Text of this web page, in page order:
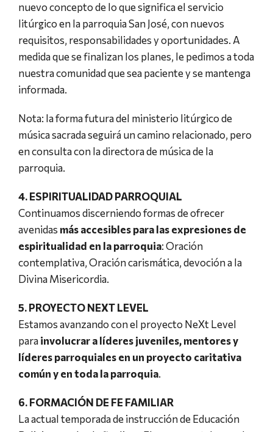
nuevo concepto de lo que significa el servicio
litúrgico en la parroquia San José, con nuevos
requisitos, responsabilidades y oportunidades. A
medida que se finalizan los planes, le pedimos a toda
nuestra comunidad que sea paciente y se mantenga
informada.
Nota: la forma futura del ministerio litúrgico de
música sacrada seguirá un camino relacionado, pero
en consulta con la directora de música de la
parroquia.
4. ESPIRITUALIDAD PARROQUIAL
Continuamos discerniendo formas de ofrecer
avenidas más accesibles para las expresiones de
espiritualidad en la parroquia: Oración
contemplativa, Oración carismática, devoción a la
Divina Misericordia.
5. PROYECTO NEXT LEVEL
Estamos avanzando con el proyecto NeXt Level
parainvolucrar a líderes juveniles, mentores y
líderes parroquiales en un proyecto caritativa
común y en toda la parroquia.
6. FORMACIÓN DE FE FAMILIAR
La actual temporada de instrucción de Educación